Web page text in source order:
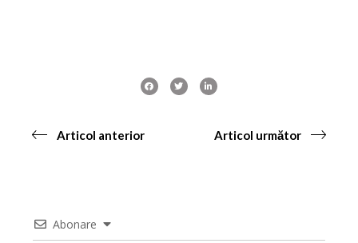
Articol anterior Articol următor
Abonare